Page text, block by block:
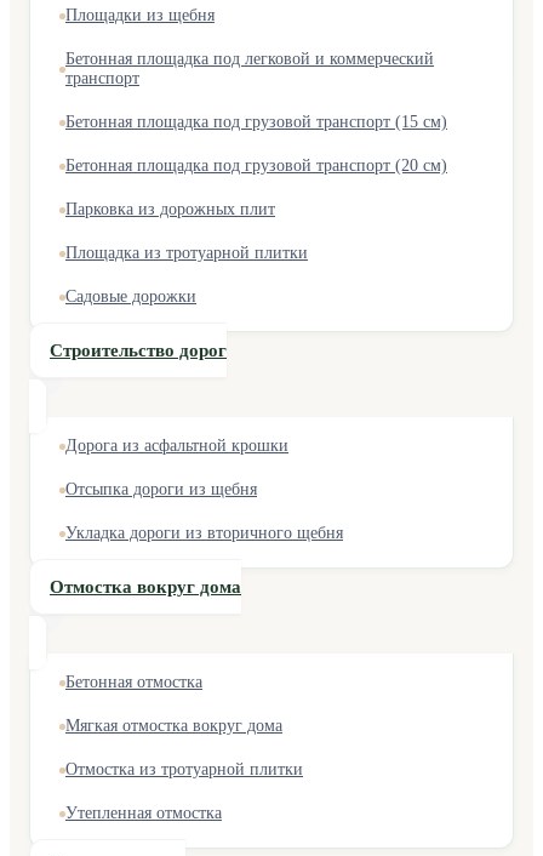
Площадки из щебня
Бетонная площадка под легковой и коммерческий
транспорт
Бетонная площадка под грузовой транспорт (15 см)
Бетонная площадка под грузовой транспорт (20 см)
Парковка из дорожных плит
Площадка из тротуарной плитки
Садовые дорожки
Строительство дорог
Дорога из асфальтной крошки
Отсыпка дороги из щебня
Укладка дороги из вторичного щебня
Отмостка вокруг дома
Бетонная отмостка
Мягкая отмостка вокруг дома
Отмостка из тротуарной плитки
Утепленная отмостка